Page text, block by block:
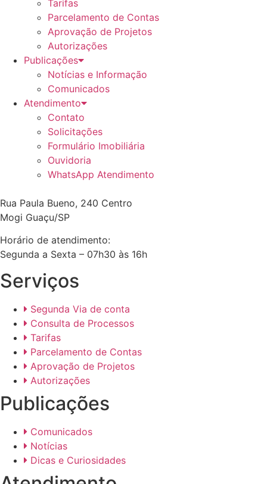
Tarifas
Parcelamento de Contas
Aprovação de Projetos
Autorizações
Publicações
Notícias e Informação
Comunicados
Atendimento
Contato
Solicitações
Formulário Imobiliária
Ouvidoria
WhatsApp Atendimento
Rua Paula Bueno, 240 Centro
Mogi Guaçu/SP
Horário de atendimento:
Segunda a Sexta – 07h30 às 16h
Serviços
Segunda Via de conta
Consulta de Processos
Tarifas
Parcelamento de Contas
Aprovação de Projetos
Autorizações
Publicações
Comunicados
Notícias
Dicas e Curiosidades